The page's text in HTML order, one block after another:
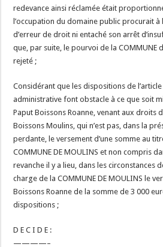
redevance ainsi réclamée était
l’occupation du domaine public procurait à
d’erreur de droit ni entaché son arrêt
que, par suite, le pourvoi de la COMMUNE
rejeté ;
Considérant que les dispositions de
administrative font obstacle à ce que soit
Paput Boissons Roanne, venant aux droits
Boissons Moulins, qui n’est pas, dans la
perdante, le versement d’une somme au
COMMUNE DE MOULINS et non compris
revanche il y a lieu, dans les circonstances
charge de la COMMUNE DE MOULINS le
Boissons Roanne de la somme de 3 000
dispositions ;
D E C I D E :
————–